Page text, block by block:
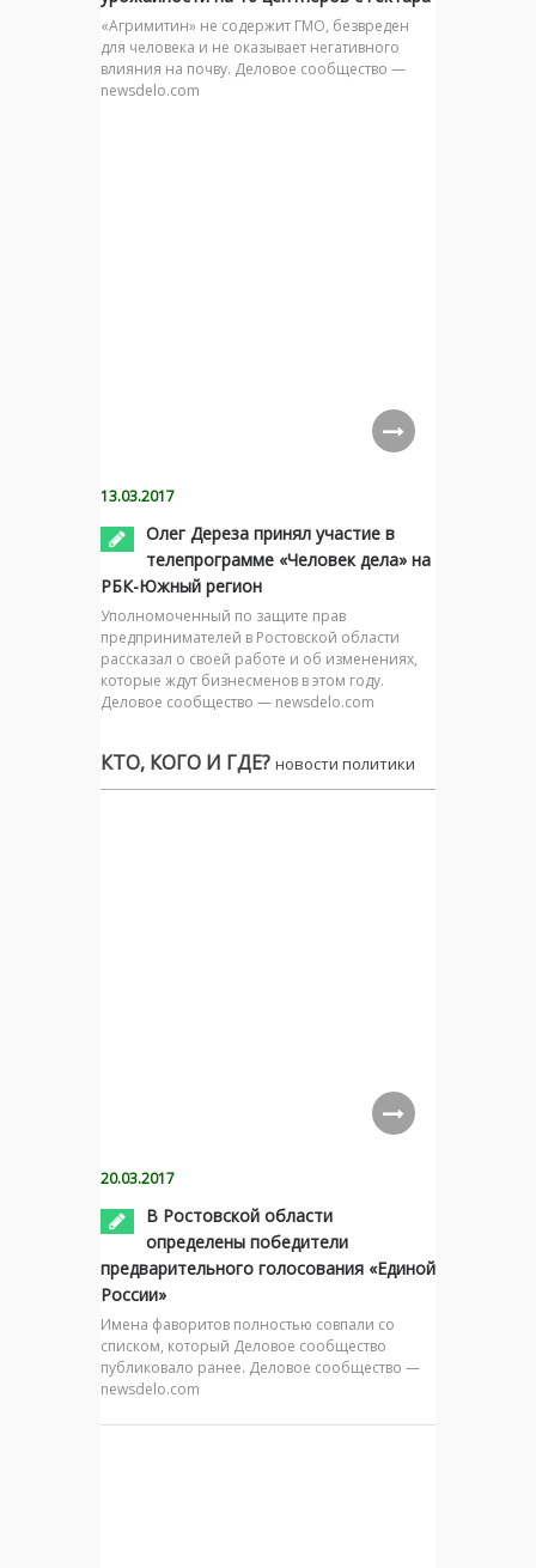
«Агримитин» не содержит ГМО, безвреден
для человека и не оказывает негативного
влияния на почву. Деловое сообщество —
newsdelo.com
13.03.2017
Олег Дереза принял участие в
телепрограмме «Человек дела» на
РБК-Южный регион
Уполномоченный по защите прав
предпринимателей в Ростовской области
рассказал о своей работе и об изменениях,
которые ждут бизнесменов в этом году.
Деловое сообщество — newsdelo.com
КТО, КОГО И ГДЕ? новости политики
20.03.2017
В Ростовской области
определены победители
предварительного голосования «Единой
России»
Имена фаворитов полностью совпали со
списком, который Деловое сообщество
публиковало ранее. Деловое сообщество —
newsdelo.com